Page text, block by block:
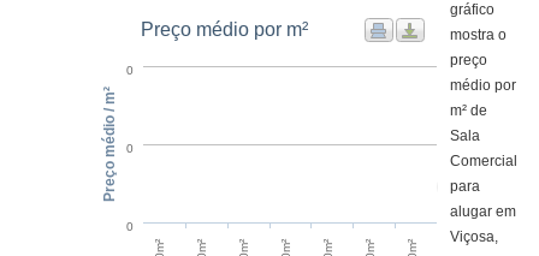
Preço médio por m²
0
0
0
Preço médio / m²
gráfico
mostra o
preço
médio por
m² de
Sala
Comercial
para
alugar em
Viçosa,